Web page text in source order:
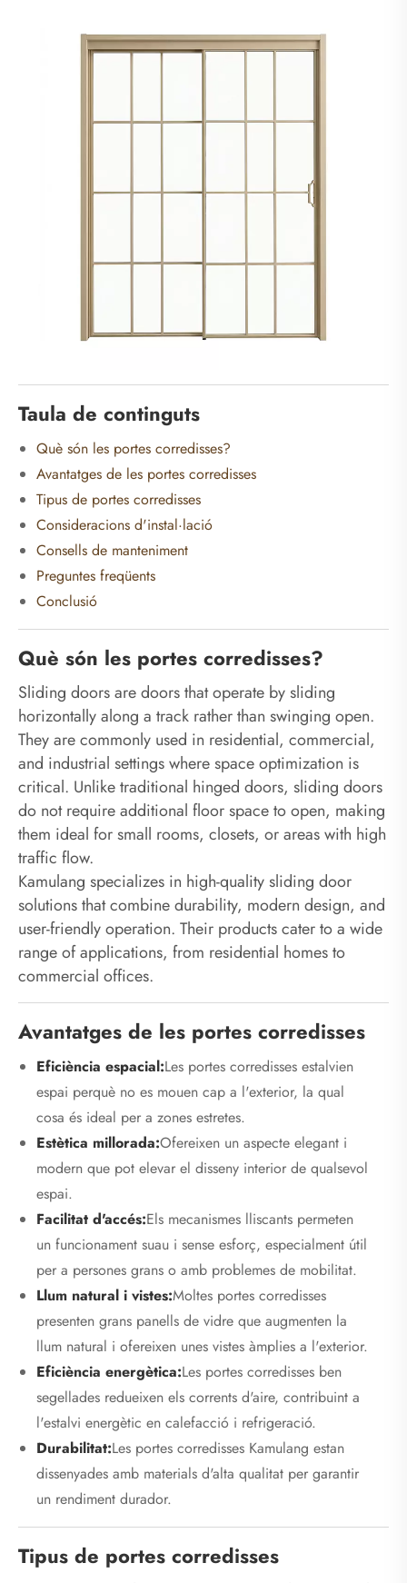
Taula de continguts
Què són les portes corredisses?
Avantatges de les portes corredisses
Tipus de portes corredisses
Consideracions d'instal·lació
Consells de manteniment
Preguntes freqüents
Conclusió
Què són les portes corredisses?
Sliding doors are doors that operate by sliding
horizontally along a track rather than swinging open.
They are commonly used in residential, commercial,
and industrial settings where space optimization is
critical. Unlike traditional hinged doors, sliding doors
do not require additional floor space to open, making
them ideal for small rooms, closets, or areas with high
traffic flow.
Kamulang specializes in high-quality sliding door
solutions that combine durability, modern design, and
user-friendly operation. Their products cater to a wide
range of applications, from residential homes to
commercial offices.
Avantatges de les portes corredisses
Eficiència espacial:Les portes corredisses estalvien
espai perquè no es mouen cap a l'exterior, la qual
cosa és ideal per a zones estretes.
Estètica millorada:Ofereixen un aspecte elegant i
modern que pot elevar el disseny interior de qualsevol
espai.
Facilitat d'accés:Els mecanismes lliscants permeten
un funcionament suau i sense esforç, especialment útil
per a persones grans o amb problemes de mobilitat.
Llum natural i vistes:Moltes portes corredisses
presenten grans panells de vidre que augmenten la
llum natural i ofereixen unes vistes àmplies a l'exterior.
Eficiència energètica:Les portes corredisses ben
segellades redueixen els corrents d'aire, contribuint a
l'estalvi energètic en calefacció i refrigeració.
Durabilitat:Les portes corredisses Kamulang estan
dissenyades amb materials d'alta qualitat per garantir
un rendiment durador.
Tipus de portes corredisses